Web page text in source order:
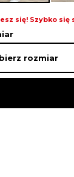
się! Szybko się